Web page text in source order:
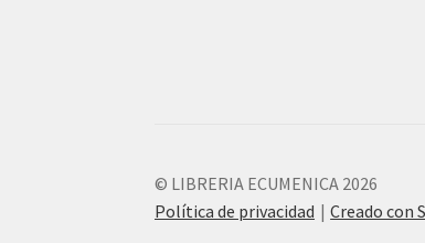
© LIBRERIA ECUMENICA 2026
Política de privacidad
Creado con